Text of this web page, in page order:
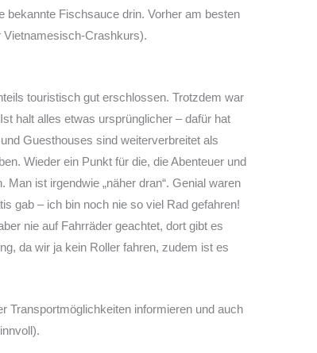
bekannte Fischsauce drin. Vorher am besten
Vietnamesisch-Crashkurs).
touristisch gut erschlossen. Trotzdem war
halt alles etwas ursprünglicher – dafür hat
Guesthouses sind weiterverbreitet als
Wieder ein Punkt für die, die Abenteuer und
ist irgendwie „näher dran“. Genial waren
gab – ich bin noch nie so viel Rad gefahren!
nie auf Fahrräder geachtet, dort gibt es
da wir ja kein Roller fahren, zudem ist es
Transportmöglichkeiten informieren und auch